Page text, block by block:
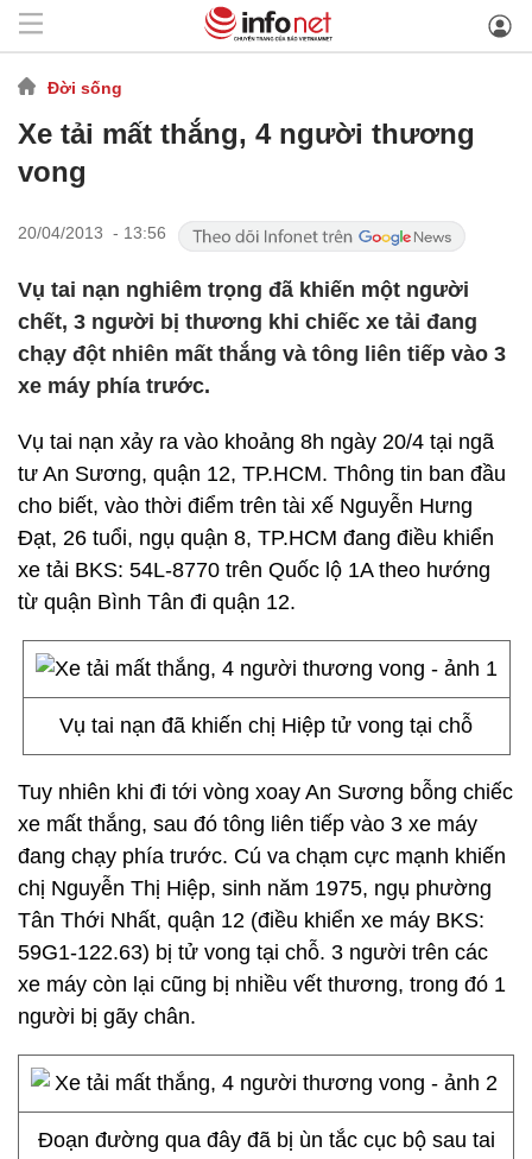
Đời sống
Xe tải mất thắng, 4 người thương
vong
20/04/2013 - 13:56
Vụ tai nạn nghiêm trọng đã khiến một người
chết, 3 người bị thương khi chiếc xe tải đang
chạy đột nhiên mất thắng và tông liên tiếp vào 3
xe máy phía trước.
Vụ tai nạn xảy ra vào khoảng 8h ngày 20/4 tại ngã
tư An Sương, quận 12, TP.HCM. Thông tin ban đầu
cho biết, vào thời điểm trên tài xế Nguyễn Hưng
Đạt, 26 tuổi, ngụ quận 8, TP.HCM đang điều khiển
xe tải BKS: 54L-8770 trên Quốc lộ 1A theo hướng
từ quận Bình Tân đi quận 12.
Vụ tai nạn đã khiến chị Hiệp tử vong tại chỗ
Tuy nhiên khi đi tới vòng xoay An Sương bỗng chiếc
xe mất thắng, sau đó tông liên tiếp vào 3 xe máy
đang chạy phía trước. Cú va chạm cực mạnh khiến
chị Nguyễn Thị Hiệp, sinh năm 1975, ngụ phường
Tân Thới Nhất, quận 12 (điều khiển xe máy BKS:
59G1-122.63) bị tử vong tại chỗ. 3 người trên các
xe máy còn lại cũng bị nhiều vết thương, trong đó 1
người bị gãy chân.
Đoạn đường qua đây đã bị ùn tắc cục bộ sau tai